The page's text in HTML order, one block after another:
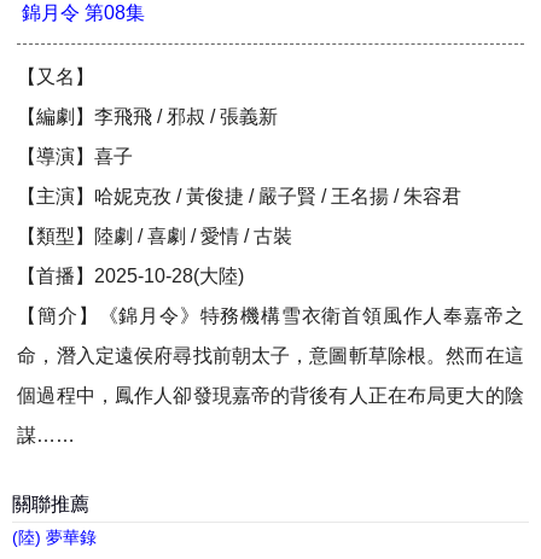
錦月令 第08集
【又名】
【編劇】李飛飛 / 邪叔 / 張義新
【導演】喜子
【主演】哈妮克孜 / 黃俊捷 / 嚴子賢 / 王名揚 / 朱容君
【類型】陸劇 / 喜劇 / 愛情 / 古裝
【首播】2025-10-28(大陸)
【簡介】《錦月令》特務機構雪衣衛首領風作人奉嘉帝之
命，潛入定遠侯府尋找前朝太子，意圖斬草除根。然而在這
個過程中，鳳作人卻發現嘉帝的背後有人正在布局更大的陰
謀……
關聯推薦
(陸) 夢華錄